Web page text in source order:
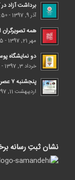
برداشت آزاد
آذر 9, 1397 - 10:50 ق.ظ
همه تصویرگران
مهر 21, 1397 - 7:05 ق.ظ
دو نمایشگاه
خرداد 3, 1397 - 9:14 ب.ظ
پنجشنبه ۷ عصر
اردیبهشت 11, 1397 - 7:47 ق.ظ
نشان ثبتِ رسانه